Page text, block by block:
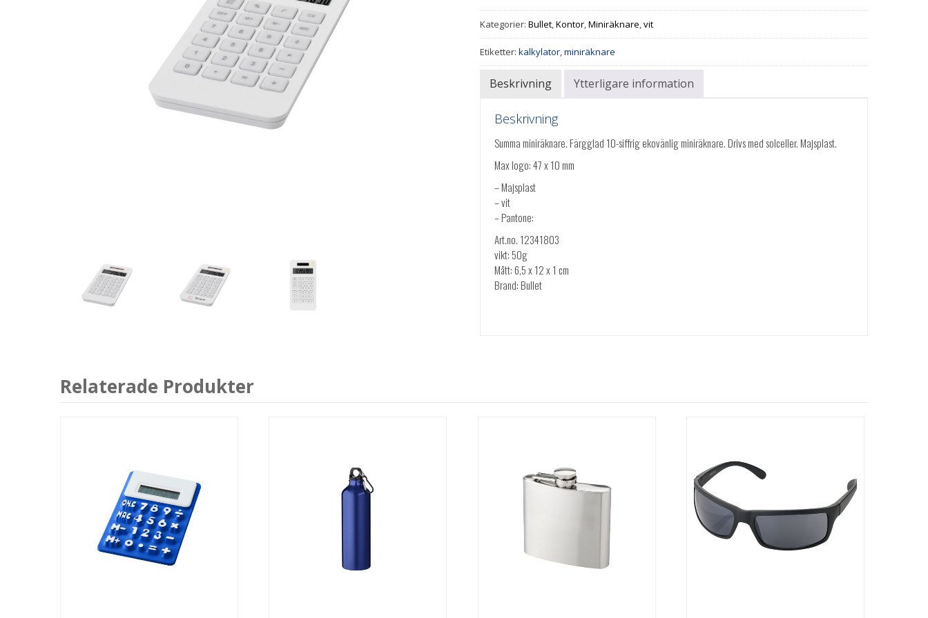
Kategorier:Bullet,Kontor,Miniräknare,vit
Etiketter:kalkylator,miniräknare
Beskrivning Ytterligare information
Beskrivning
Summa miniräknare. Färgglad 10-siffrig ekovänlig miniräknare. Drivs med solceller. Majsplast.
Max logo: 47 x 10 mm
– Majsplast
– vit
– Pantone:
Art.no. 12341803
vikt: 50g
Mått: 6,5 x 12 x 1 cm
Brand: Bullet
Relaterade Produkter